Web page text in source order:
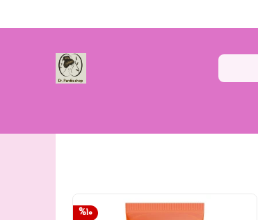
%10